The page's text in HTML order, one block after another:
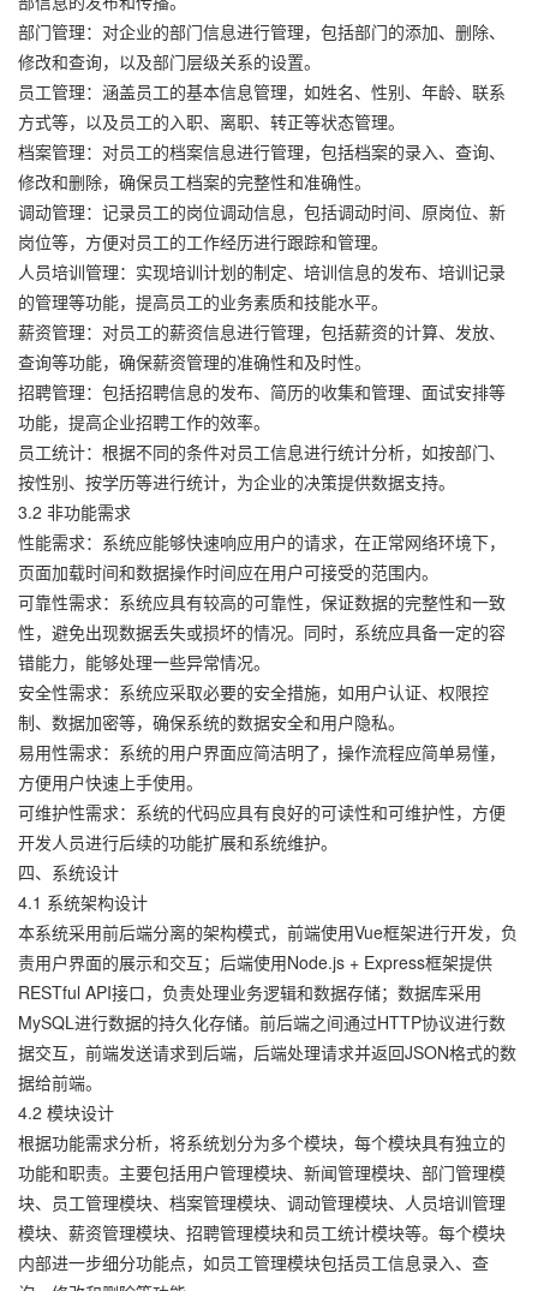
部门管理：对企业的部门信息进行管理，包括部门的添加、删除、
修改和查询，以及部门层级关系的设置。
员工管理：涵盖员工的基本信息管理，如姓名、性别、年龄、联系
方式等，以及员工的入职、离职、转正等状态管理。
档案管理：对员工的档案信息进行管理，包括档案的录入、查询、
修改和删除，确保员工档案的完整性和准确性。
调动管理：记录员工的岗位调动信息，包括调动时间、原岗位、新
岗位等，方便对员工的工作经历进行跟踪和管理。
人员培训管理：实现培训计划的制定、培训信息的发布、培训记录
的管理等功能，提高员工的业务素质和技能水平。
薪资管理：对员工的薪资信息进行管理，包括薪资的计算、发放、
查询等功能，确保薪资管理的准确性和及时性。
招聘管理：包括招聘信息的发布、简历的收集和管理、面试安排等
功能，提高企业招聘工作的效率。
员工统计：根据不同的条件对员工信息进行统计分析，如按部门、
按性别、按学历等进行统计，为企业的决策提供数据支持。
3.2 非功能需求
性能需求：系统应能够快速响应用户的请求，在正常网络环境下，
页面加载时间和数据操作时间应在用户可接受的范围内。
可靠性需求：系统应具有较高的可靠性，保证数据的完整性和一致
性，避免出现数据丢失或损坏的情况。同时，系统应具备一定的容
错能力，能够处理一些异常情况。
安全性需求：系统应采取必要的安全措施，如用户认证、权限控
制、数据加密等，确保系统的数据安全和用户隐私。
易用性需求：系统的用户界面应简洁明了，操作流程应简单易懂，
方便用户快速上手使用。
可维护性需求：系统的代码应具有良好的可读性和可维护性，方便
开发人员进行后续的功能扩展和系统维护。
四、系统设计
4.1 系统架构设计
本系统采用前后端分离的架构模式，前端使用Vue框架进行开发，负
责用户界面的展示和交互；后端使用Node.js + Express框架提供
RESTful API接口，负责处理业务逻辑和数据存储；数据库采用
MySQL进行数据的持久化存储。前后端之间通过HTTP协议进行数
据交互，前端发送请求到后端，后端处理请求并返回JSON格式的数
据给前端。
4.2 模块设计
根据功能需求分析，将系统划分为多个模块，每个模块具有独立的
功能和职责。主要包括用户管理模块、新闻管理模块、部门管理模
块、员工管理模块、档案管理模块、调动管理模块、人员培训管理
模块、薪资管理模块、招聘管理模块和员工统计模块等。每个模块
内部进一步细分功能点，如员工管理模块包括员工信息录入、查